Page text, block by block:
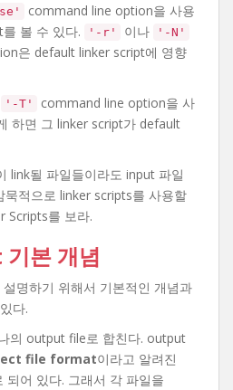
command line option을 사용
볼 수 있다.
'-r' 이나 '-N'
은 default linker script에 영향
'-T'
command line option을 사
하면 그 linker script가 default
link될 파일들이라도 input 파일
묵적으로 linker scripts를 사용할
Scripts를 보라.
본 개념
명하기 위해서 기본적인 개념과
다.
의 output file로 합친다. output
file format이라고 알려진
어 있다. 그래서 각 파일을